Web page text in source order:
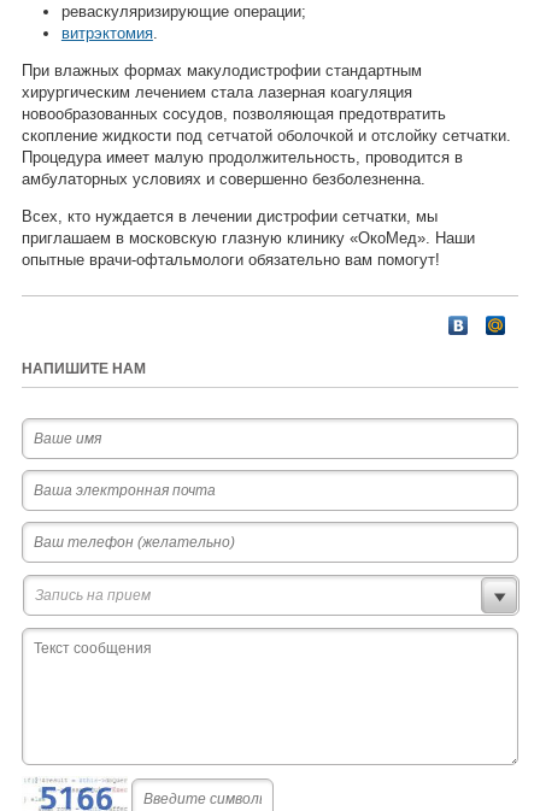
реваскуляризирующие операции;
витрэктомия.
При влажных формах макулодистрофии стандартным
хирургическим лечением стала лазерная коагуляция
новообразованных сосудов, позволяющая предотвратить
скопление жидкости под сетчатой оболочкой и отслойку сетчатки.
Процедура имеет малую продолжительность, проводится в
амбулаторных условиях и совершенно безболезненна.
Всех, кто нуждается в лечении дистрофии сетчатки, мы
приглашаем в московскую глазную клинику «ОкоМед». Наши
опытные врачи-офтальмологи обязательно вам помогут!
НАПИШИТЕ НАМ
Запись на прием